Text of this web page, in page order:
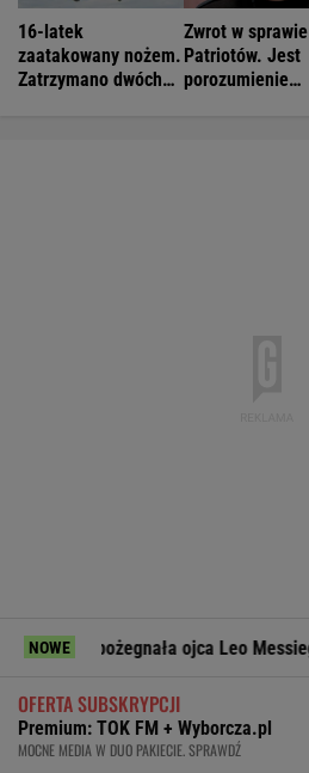
16-latek
zaatakowany nożem.
Zatrzymano dwóch
Zwrot w sprawie
Patriotów. Jest
porozumienie
NOWE ojca Leo Messiego
OFERTA SUBSKRYPCJI
Premium: TOK FM + Wyborcza.pl
MOCNE MEDIA W DUO PAKIECIE. SPRAWDŹ